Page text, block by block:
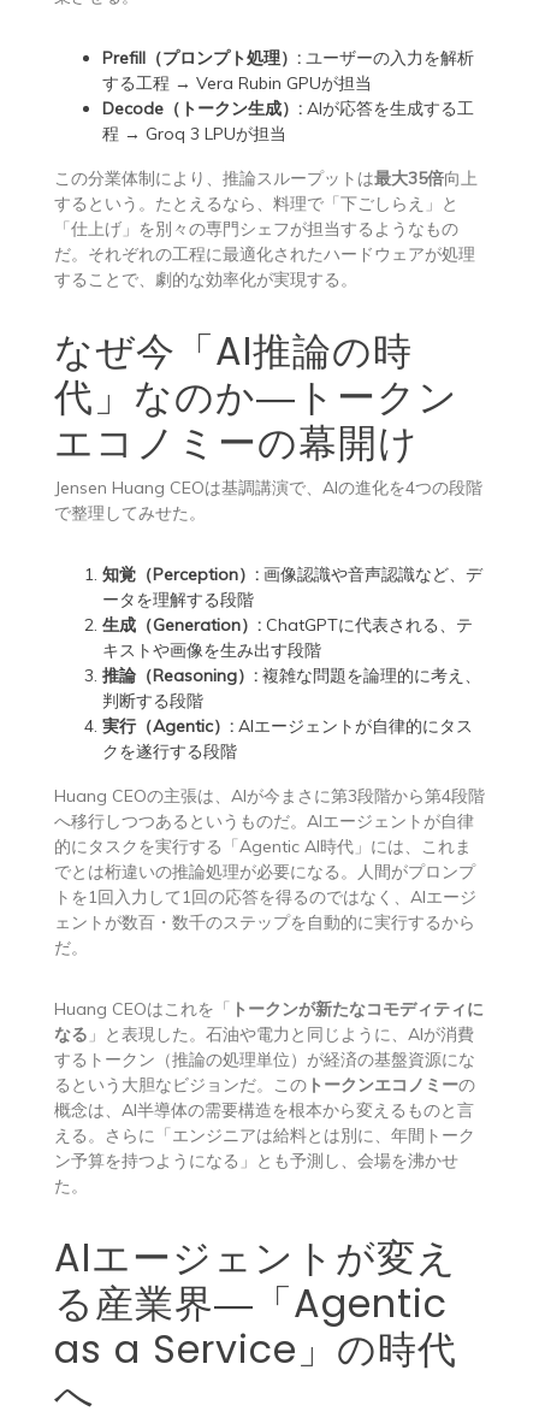
Prefill（プロンプト処理）:ユーザーの入力を解析
する工程 → Vera Rubin GPUが担当
Decode（トークン生成）:AIが応答を生成する工
程 → Groq 3 LPUが担当
この分業体制により、推論スループットは最大35倍向上
するという。たとえるなら、料理で「下ごしらえ」と
「仕上げ」を別々の専門シェフが担当するようなもの
だ。それぞれの工程に最適化されたハードウェアが処理
することで、劇的な効率化が実現する。
なぜ今「AI推論の時
代」なのか―トークン
エコノミーの幕開け
Jensen Huang CEOは基調講演で、AIの進化を4つの段階
で整理してみせた。
知覚（Perception）:画像認識や音声認識など、デ
ータを理解する段階
生成（Generation）:ChatGPTに代表される、テ
キストや画像を生み出す段階
推論（Reasoning）:複雑な問題を論理的に考え、
判断する段階
実行（Agentic）:AIエージェントが自律的にタス
クを遂行する段階
Huang CEOの主張は、AIが今まさに第3段階から第4段階
へ移行しつつあるというものだ。AIエージェントが自律
的にタスクを実行する「Agentic AI時代」には、これま
でとは桁違いの推論処理が必要になる。人間がプロンプ
トを1回入力して1回の応答を得るのではなく、AIエージ
ェントが数百・数千のステップを自動的に実行するから
だ。
Huang CEOはこれを「 トークンが新たなコモディティに
なる 」と表現した。石油や電力と同じように、AIが消費
するトークン（推論の処理単位）が経済の基盤資源にな
るという大胆なビジョンだ。このトークンエコノミーの
概念は、AI半導体の需要構造を根本から変えるものと言
える。さらに「エンジニアは給料とは別に、年間トーク
ン予算を持つようになる」とも予測し、会場を沸かせ
た。
AIエージェントが変え
る産業界―「Agentic
as a Service」の時代
へ